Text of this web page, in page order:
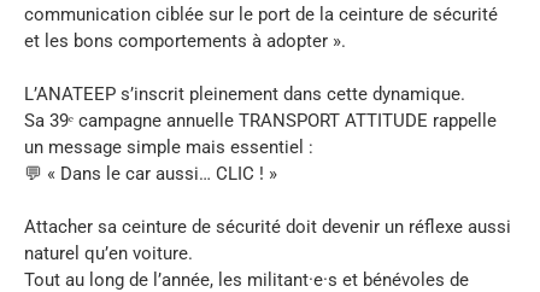
communication ciblée sur le port de la ceinture de sécurité
et les bons comportements à adopter ».
L’ANATEEP s’inscrit pleinement dans cette dynamique.
Sa 39ᵉ campagne annuelle TRANSPORT ATTITUDE rappelle
un message simple mais essentiel :
💬 « Dans le car aussi… CLIC ! »
Attacher sa ceinture de sécurité doit devenir un réflexe aussi
naturel qu’en voiture.
Tout au long de l’année, les militant·e·s et bénévoles de